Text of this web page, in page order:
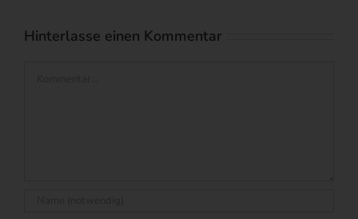
Hinterlasse einen Kommentar